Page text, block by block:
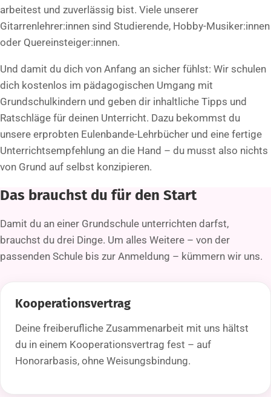
arbeitest und zuverlässig bist. Viele unserer
Gitarrenlehrer:innen sind Studierende, Hobby-Musiker:innen
oder Quereinsteiger:innen.
Und damit du dich von Anfang an sicher fühlst: Wir schulen
dich kostenlos im pädagogischen Umgang mit
Grundschulkindern und geben dir inhaltliche Tipps und
Ratschläge für deinen Unterricht. Dazu bekommst du
unsere erprobten Eulenbande-Lehrbücher und eine fertige
Unterrichtsempfehlung an die Hand – du musst also nichts
von Grund auf selbst konzipieren.
Das brauchst du für den Start
Damit du an einer Grundschule unterrichten darfst,
brauchst du drei Dinge. Um alles Weitere – von der
passenden Schule bis zur Anmeldung – kümmern wir uns.
Kooperationsvertrag
Deine freiberufliche Zusammenarbeit mit uns hältst
du in einem Kooperationsvertrag fest – auf
Honorarbasis, ohne Weisungsbindung.